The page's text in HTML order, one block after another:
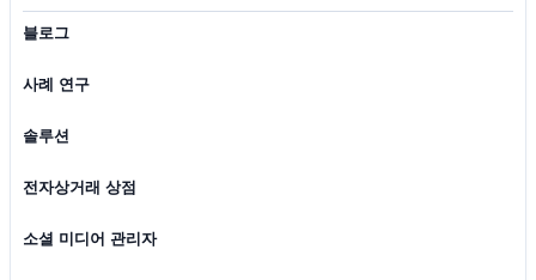
블로그
사례 연구
솔루션
전자상거래 상점
소셜 미디어 관리자